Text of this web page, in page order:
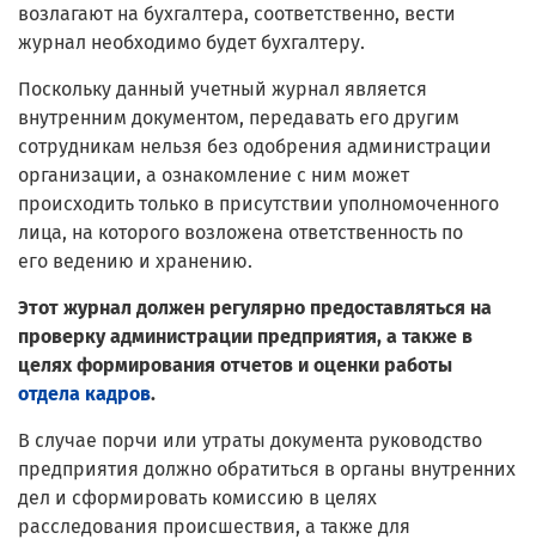
возлагают на бухгалтера, соответственно, вести
журнал необходимо будет бухгалтеру.
Поскольку данный учетный журнал является
внутренним документом, передавать его другим
сотрудникам нельзя без одобрения администрации
организации, а ознакомление с ним может
происходить только в присутствии уполномоченного
лица, на которого возложена ответственность по
его ведению и хранению.
Этот журнал должен регулярно предоставляться на
проверку администрации предприятия, а также в
целях формирования отчетов и оценки работы
отдела кадров.
В случае порчи или утраты документа руководство
предприятия должно обратиться в органы внутренних
дел и сформировать комиссию в целях
расследования происшествия, а также для